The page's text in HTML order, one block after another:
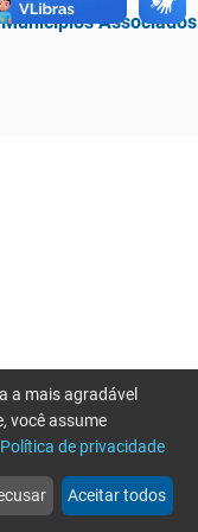
Associados
web
Notícias
more_horiz
Mais
a mais agradável
você assume
de privacidade
Aceitar todos
novamente